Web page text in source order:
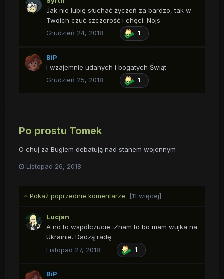
Jak nie lubię słuchać życzeń za bardzo, tak w
Twoich czuć szczerość i chęci. Nojs.
Grudzień 24, 2018
1
BiP
I wzajemnie udanych i bogatych Świąt
Grudzień 25, 2018
1
Po prostu Tomek
O chuj za Bugiem debatują nad stanem wojennym
Listopad 26, 2018
Pokaż poprzednie komentarze [11 więcej]
Lucjan
A no to współczucie. Znam to bo mam wujka na
Ukrainie. Dadzą radę.
Listopad 27, 2018
1
BiP